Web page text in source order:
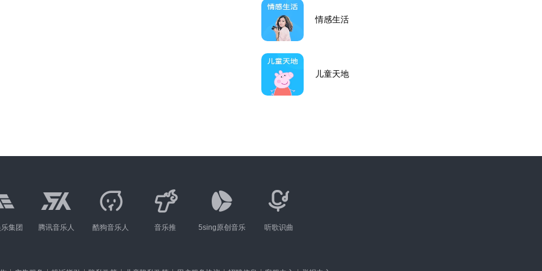
情感生活
儿童天地
集团 腾讯音乐人 酷狗音乐人 音乐推 5sing原创音乐 听歌识曲